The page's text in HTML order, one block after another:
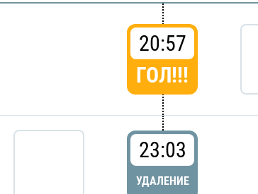
20:57
ГОЛ!!!
23:03
УДАЛЕНИЕ